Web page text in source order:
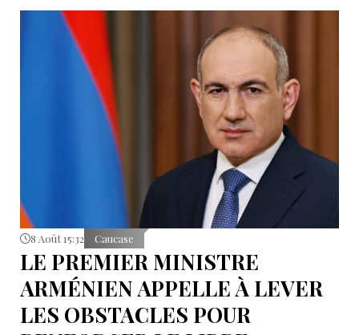
8 Août 15:32 Caucase
LE PREMIER MINISTRE
ARMÉNIEN APPELLE À LEVER
LES OBSTACLES POUR